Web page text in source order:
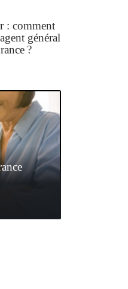
: comment
général
?